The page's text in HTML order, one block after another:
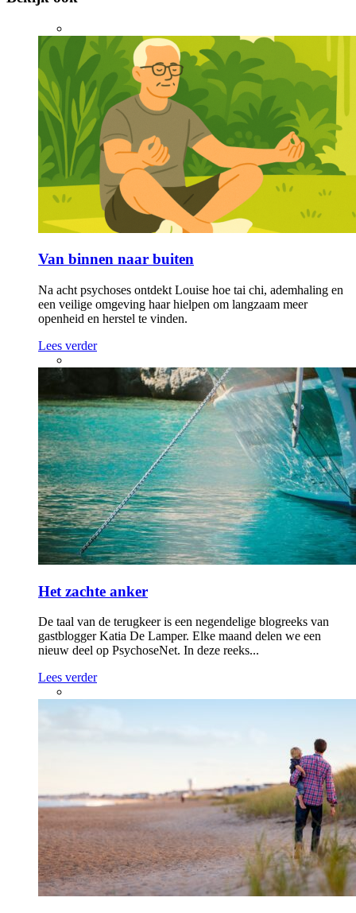
Van binnen naar buiten
Na acht psychoses ontdekt Louise hoe tai chi, ademhaling en
een veilige omgeving haar hielpen om langzaam meer
openheid en herstel te vinden.
Lees verder
Het zachte anker
De taal van de terugkeer is een negendelige blogreeks van
gastblogger Katia De Lamper. Elke maand delen we een
nieuw deel op PsychoseNet. In deze reeks...
Lees verder